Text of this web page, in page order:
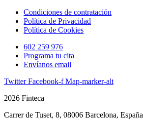
Condiciones de contratación
Política de Privacidad
Política de Cookies
602 259 976
Programa tu cita
Envíanos email
Twitter Facebook-f Map-marker-alt
2026 Finteca
Carrer de Tuset, 8, 08006 Barcelona, España